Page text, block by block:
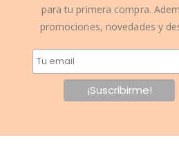
para tu primera compra.
promociones, novedades y